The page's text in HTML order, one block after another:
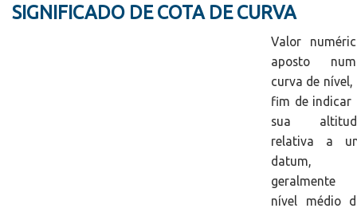
SIGNIFICADO DE COTA DE CURVA
Valor
aposto
curva de nível,
fim de indicar
sua
relativa a
datum,
geralmente
nível médio